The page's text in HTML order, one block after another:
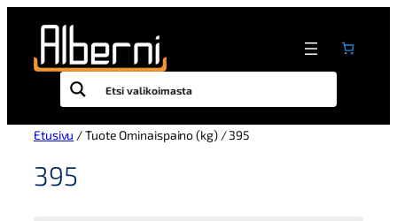
sisältöön
Etusivu / Tuote Ominaispaino (kg) / 395
395